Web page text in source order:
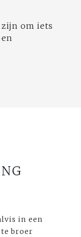
om iets
in een
broer